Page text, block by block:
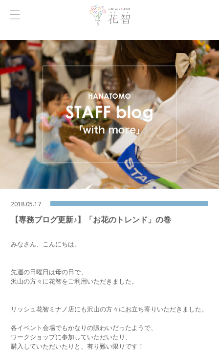
2018.05.17
【専務ブログ更新♪】「お花のトレンド」の巻
みなさん、こんにちは。
先週の日曜日は母の日で、
沢山の方々に花智をご利用いただきました。
リッシュ花智ミナノ店にも沢山の方々にお立ち寄りいただきました。
各イベント会場でもかなりの賑わいだったようで、
ワークショップに参加していただいたり、
購入していただいたりと、有り難い限りです！